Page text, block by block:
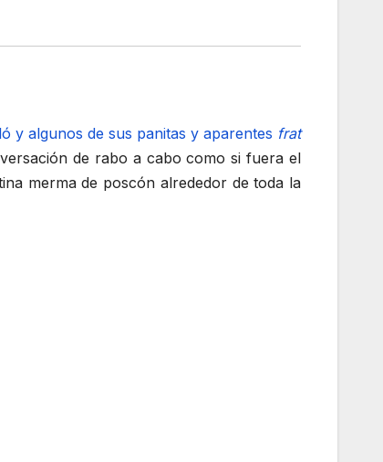
y algunos de sus panitas y aparentes frat
de rabo a cabo como si fuera el
merma de poscón alrededor de toda la